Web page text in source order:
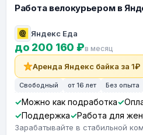
Работа велокурьером в
Яндекс Еда
до 200 160 ₽в месяц
Аренда Яндекс байка за 1₽
Свободный от 16 лет Без опыта
Можно как подработка
Поддержка
Работа для
Зарабатывайте в стабильной